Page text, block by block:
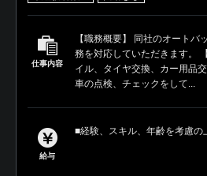
仕事内容
【職務概要】 同社のオート
務を対応していただきます。
イル、タイヤ交換、カー用品
車の点検、チェックをして...
給与
■経験、スキル、年齢を考慮の